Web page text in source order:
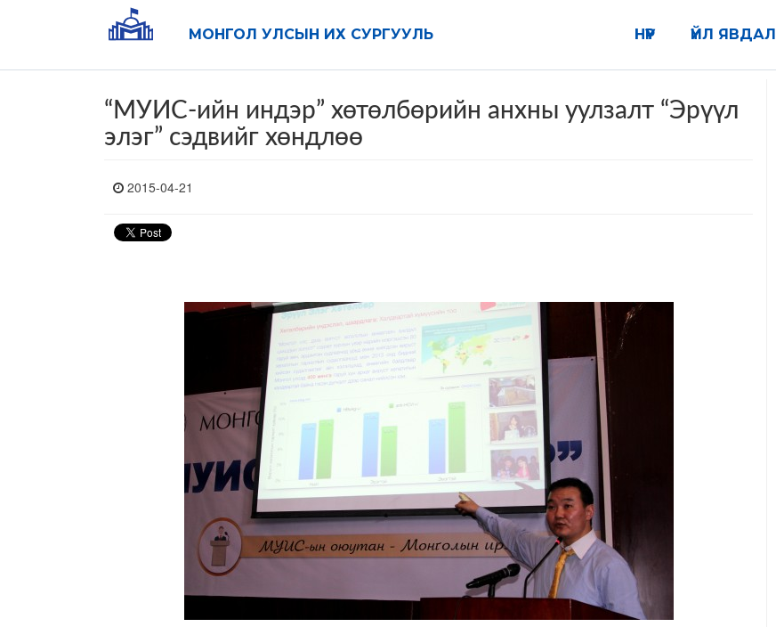
МОНГОЛ УЛСЫН ИХ СУРГУУЛЬ ҮЙЛ ЯВДАЛ
НҮҮР
“МУИС-ийн индэр” хөтөлбөрийн анхны уулзалт “Эрүүл
элэг” сэдвийг хөндлөө
2015-04-21